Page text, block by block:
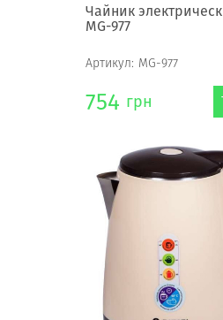
Чайник
MG-977
Артикул: MG-977
754 грн